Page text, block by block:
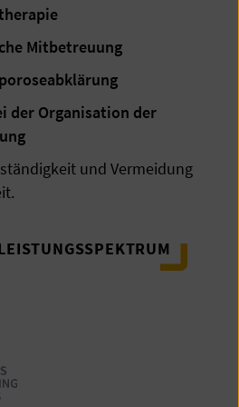
Mitbetreuung
der Organisation der
und Vermeidung